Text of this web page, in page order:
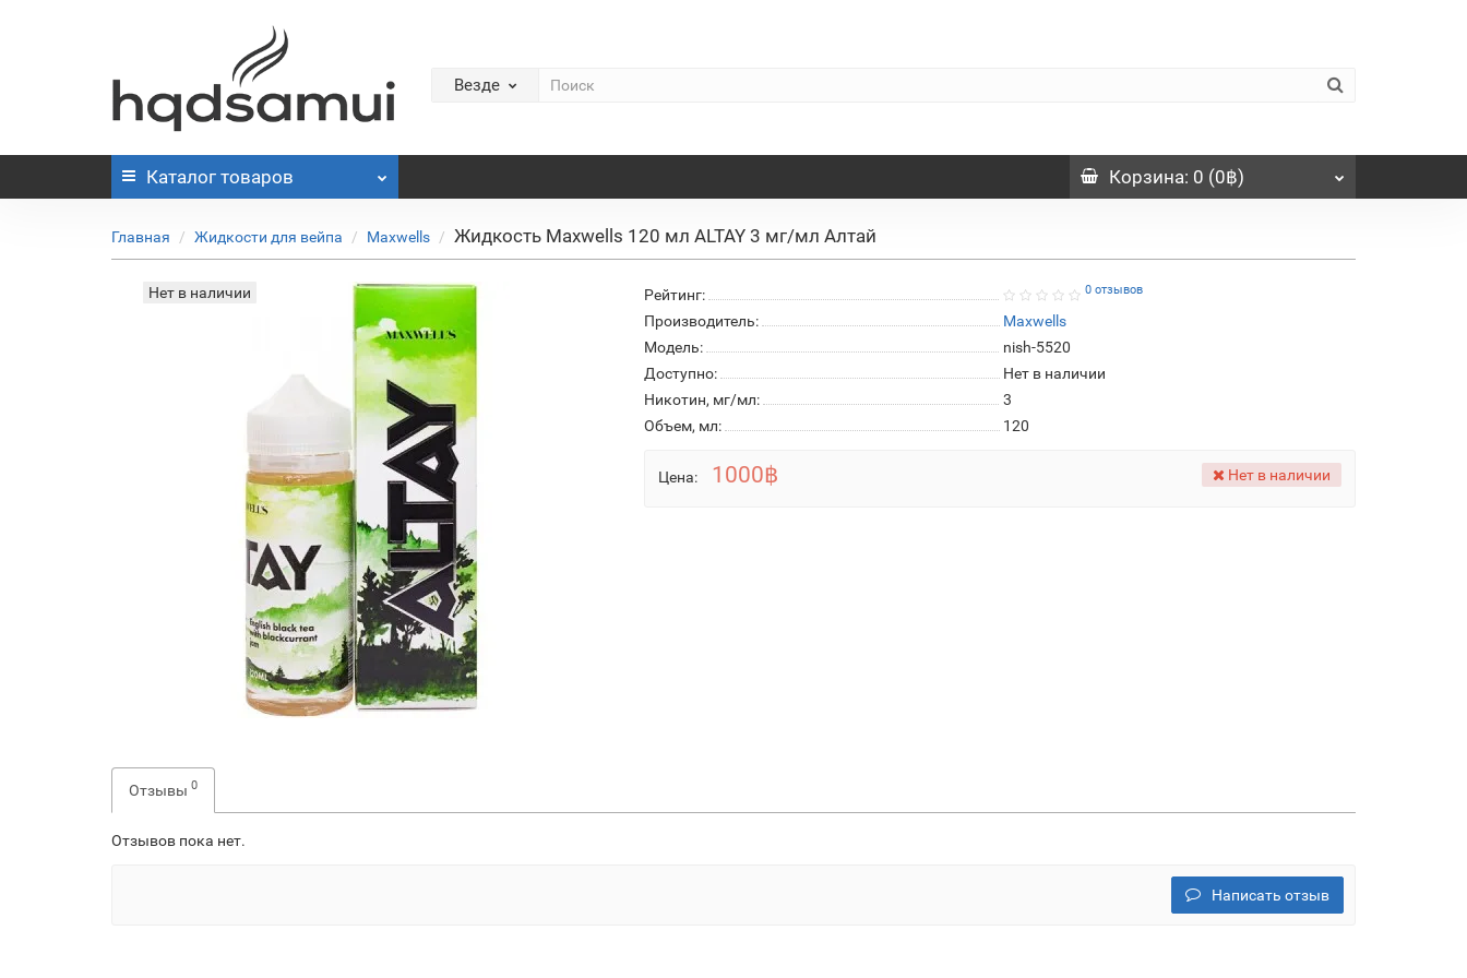
Везде
Каталог товаров Корзина: 0 (0฿)
Главная Жидкости для вейпа Maxwells Жидкость Maxwells 120 мл ALTAY 3 мг/мл Алтай
Нет в наличии Рейтинг: 0 отзывов
Производитель:
Maxwells
Модель:
nish-5520
Доступно:
Нет в наличии
Никотин, мг/мл:
3
Объем, мл:
120
Цена: 1000฿ Нет в наличии
Отзывы 0
Отзывов пока нет.
Написать отзыв